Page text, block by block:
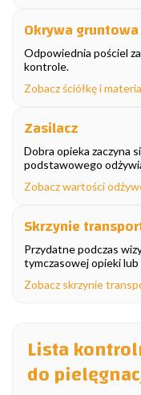
Okrywa gruntowa
Odpowiednia pościel
kontrole.
Zobacz ściółkę i
Zasilacz
Dobra opieka zaczyna
podstawowego
Zobacz wartości
Skrzynie
Przydatne podczas
tymczasowej opieki
Zobacz skrzynie
Lista
do